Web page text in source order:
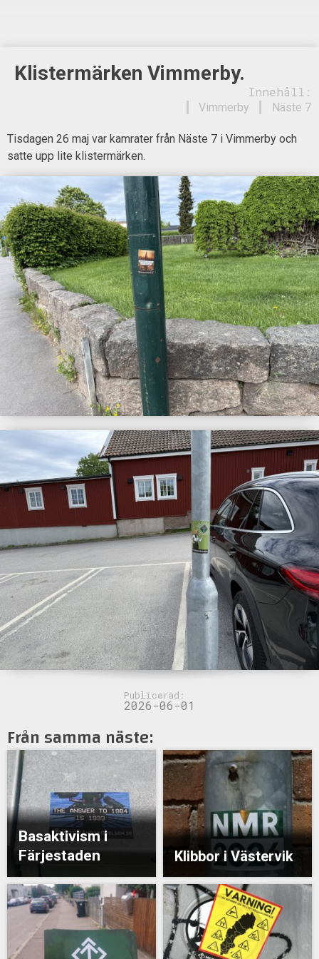
Klistermärken Vimmerby.
Innehåll:
Näste 7
Vimmerby
Tisdagen 26 maj var kamrater från Näste 7 i Vimmerby och
satte upp lite klistermärken.
Publicerad:
2026-06-01
Från samma näste:
Basaktivism i
Färjestaden
Klibbor i Västervik